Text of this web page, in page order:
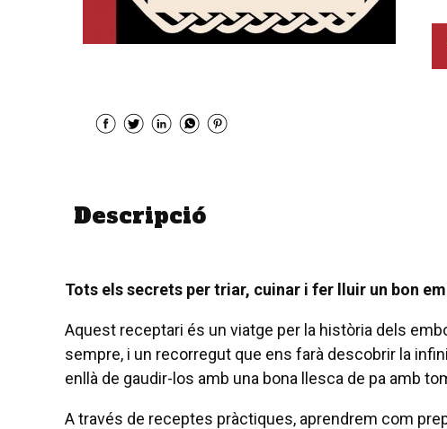
Descripció
Tots els secrets per triar, cuinar i fer lluir un bon
Aquest receptari és un viatge per la història dels
sempre, i un recorregut que ens farà descobrir la
enllà de gaudir-los amb una bona llesca de pa amb
A través de receptes pràctiques, aprendrem com